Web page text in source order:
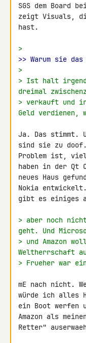
SGS dem Board
zeigt Visuals,
hast.
>
>> Warum sie
>
> Ist halt
dreimal
> verkauft und
Geld verdienen,
Ja. Das stimmt.
sind sie zu
Problem ist,
haben in der Qt
neues Haus
Nokia
gibt es einiges
> aber noch
geht. Und
> und Amazon
Weltherrschaft
> Frueher war
mE nach nicht.
würde ich alles
ein Boot werfen
Amazon als
Retter"